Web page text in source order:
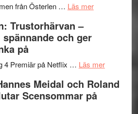
och
Scully
–
och
lättsam
från Österlen … Läs merom
2026
I
Delvis
Trustorhärvan –
och ger
på
4 Premiär på Netflix … Läs merom
Meidal och Roland
Scensommar på